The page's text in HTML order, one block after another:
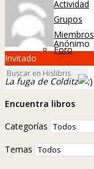
Actividad
Grupos
Miembros
Foro
Anónimo
Invitado
La fuga de Colditz
Encuentra libros
Categorías
Temas